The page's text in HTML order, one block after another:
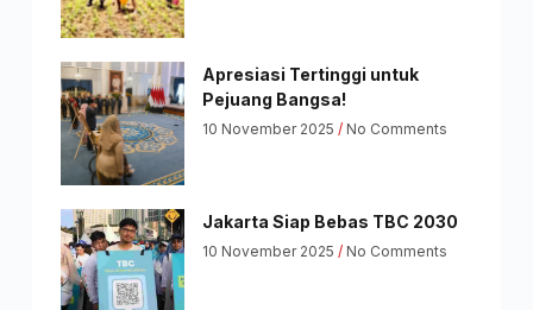
Apresiasi Tertinggi untuk
Pejuang Bangsa!
10 November 2025 No Comments
Jakarta Siap Bebas TBC 2030
10 November 2025 No Comments